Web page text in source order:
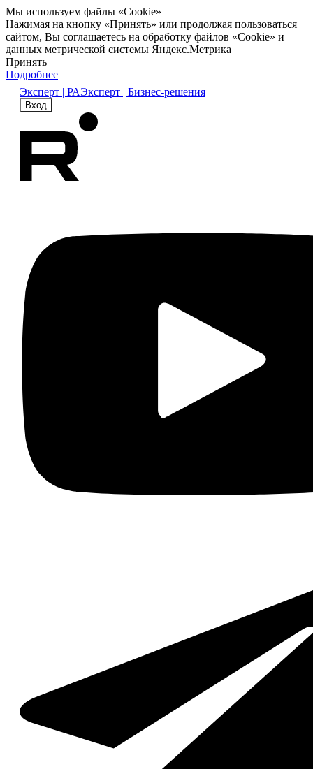
Мы используем файлы «Cookie»
Нажимая на кнопку «Принять» или продолжая пользоваться
сайтом, Вы соглашаетесь на обработку файлов «Cookie» и
данных метрической системы Яндекс.Метрика
Принять
Подробнее
Эксперт | РАЭксперт | Бизнес-решения
Вход